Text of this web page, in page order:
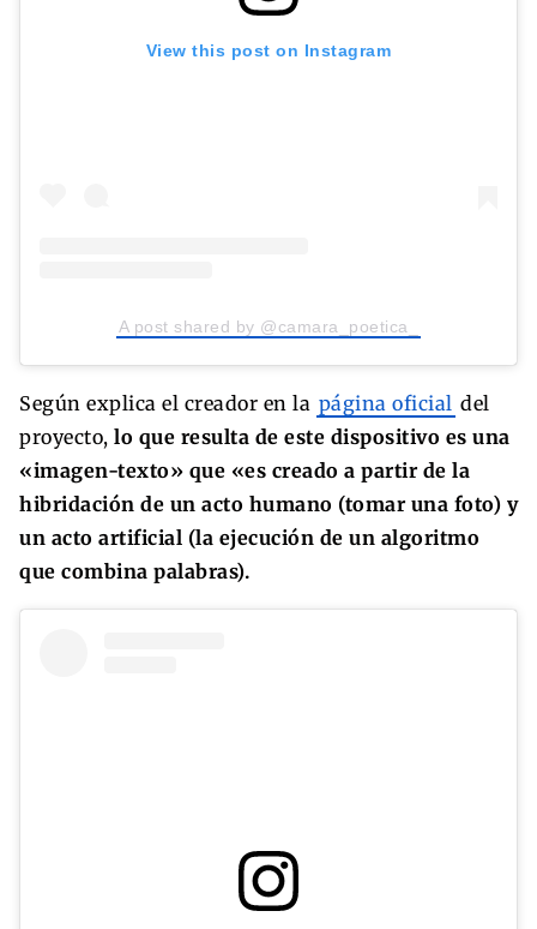
View this post on Instagram
A post shared by @camara_poetica_
Según explica el creador en la página oficial del
proyecto, lo que resulta de este dispositivo es una
«imagen-texto» que «es creado a partir de la
hibridación de un acto humano (tomar una foto) y
un acto artificial (la ejecución de un algoritmo
que combina palabras).